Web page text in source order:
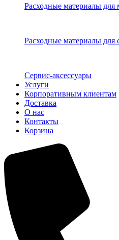
Расходные материалы
Расходные материалы
Сервис-аксессуары
Услуги
Корпоративным клиентам
Доставка
О нас
Контакты
Корзина